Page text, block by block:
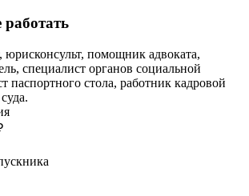
помощник адвоката,
специалист органов социальной
паспортного стола, работник кадровой